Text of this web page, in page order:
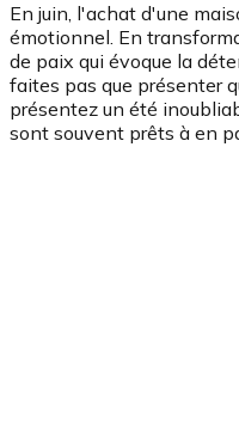
En juin, l'achat d'une
émotionnel. En
de paix qui évoque la
faites pas que présenter
présentez un été
sont souvent prêts à en